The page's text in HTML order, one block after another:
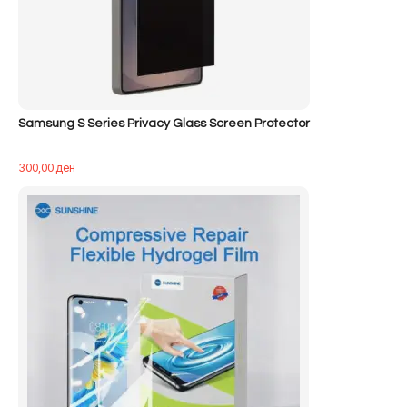
Samsung S Series Privacy Glass Screen Protector
300,00ден